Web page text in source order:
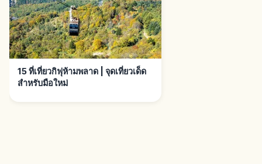
15 ที่เที่ยวกิฟุห้ามพลาด | จุดเที่ยวเด็ด
สำหรับมือใหม่